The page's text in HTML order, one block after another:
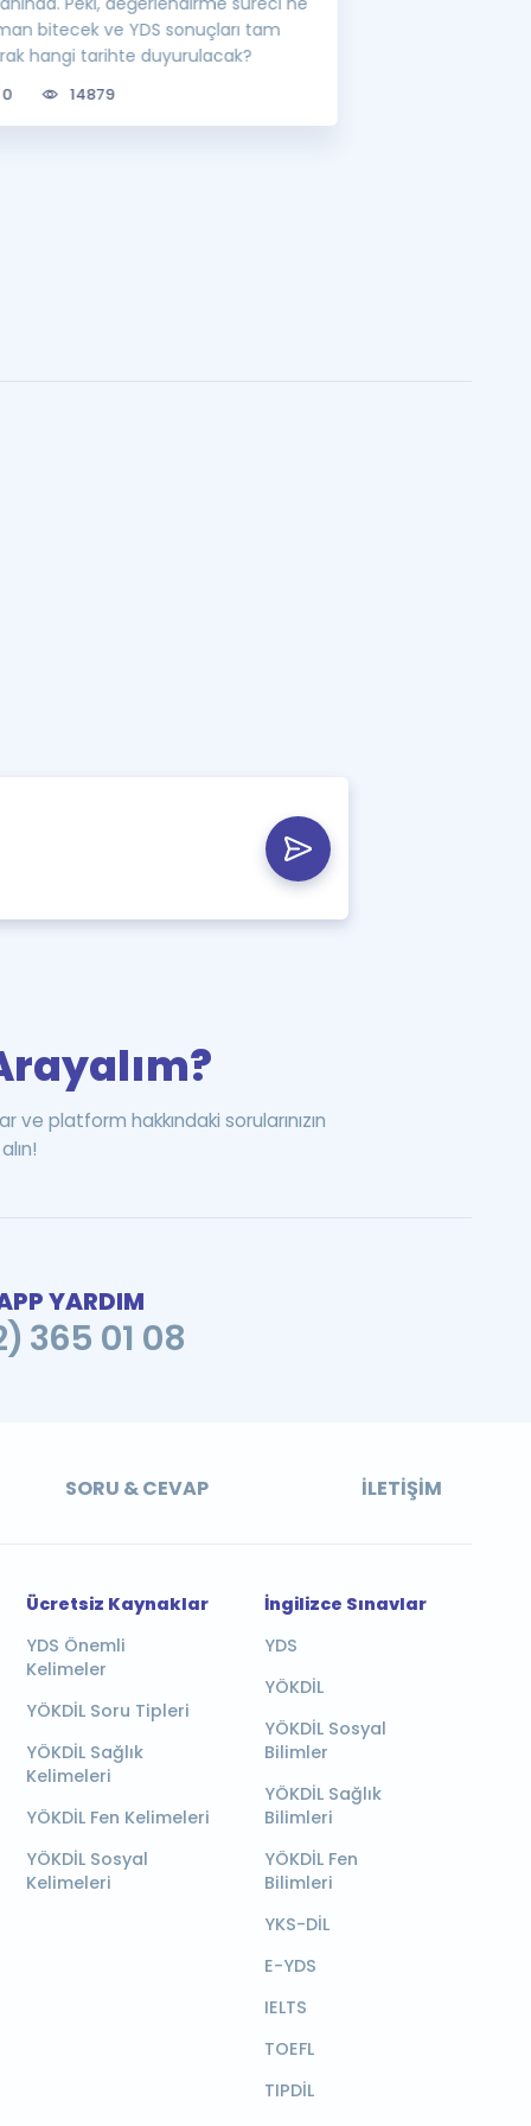
bitecek ve YDS sonuçları tam
hangi tarihte duyurulacak?
0 14879
ve platform hakkındaki sorularınızın
YARDIM
365 01 08
SORU & CEVAP İLETIŞIM
Ücretsiz Kaynaklar
YDS Önemli
Kelimeler
YÖKDİL Soru Tipleri
YÖKDİL Sağlık
Kelimeleri
YÖKDİL Fen Kelimeleri
YÖKDİL Sosyal
Kelimeleri
İngilizce Sınavlar
YDS
YÖKDİL
YÖKDİL Sosyal
Bilimler
YÖKDİL Sağlık
Bilimleri
YÖKDİL Fen
Bilimleri
YKS-DİL
E-YDS
IELTS
TOEFL
TIPDİL